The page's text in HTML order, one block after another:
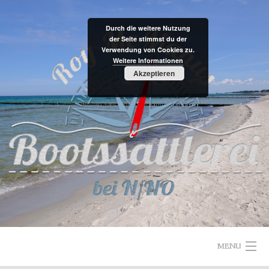
MENU
Durch die weitere Nutzung
der Seite stimmst du der
Verwendung von Cookies zu.
Weitere Informationen
Akzeptieren